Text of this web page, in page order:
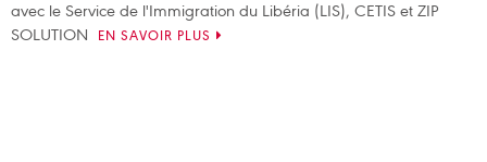
avec le Service de l'Immigration du Libéria (LIS), CETIS et ZIP
SOLUTION
EN SAVOIR PLUS